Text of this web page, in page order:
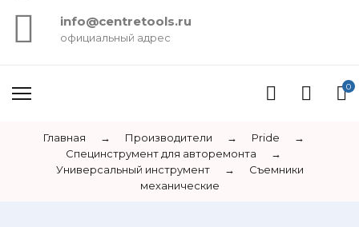
info@centretools.ru
официальный адрес
0
Главная → Производители → Pride
→
Специнструмент для авторемонта
→
Универсальный инструмент
→
Съемники
механические